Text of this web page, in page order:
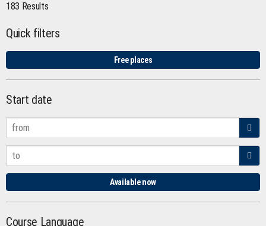
183 Results
Quick filters
Free places
Start date
Available now
Course Language